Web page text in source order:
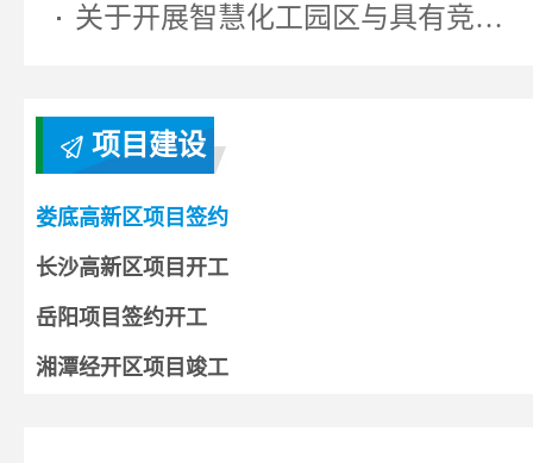
关于开展智慧化工园区与具有竞争...
项目建设
娄底高新区项目签约
长沙高新区项目开工
岳阳项目签约开工
湘潭经开区项目竣工